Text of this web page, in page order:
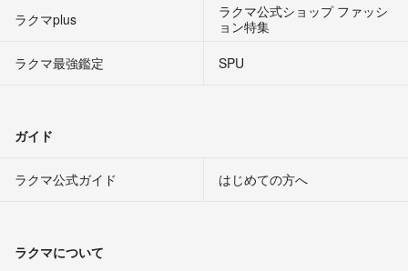
ラクマplus
ラクマ公式ショップ ファッシ
ョン特集
ラクマ最強鑑定
SPU
ガイド
ラクマ公式ガイド はじめての方へ
ラクマについて